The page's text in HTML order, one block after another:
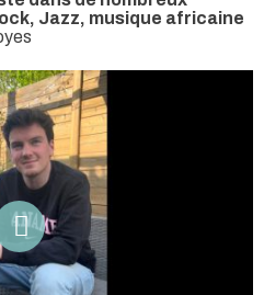
Jazz, musique africaine